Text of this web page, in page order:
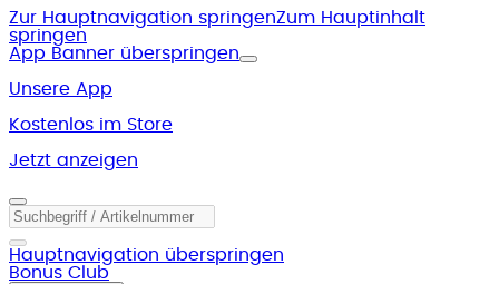
Zur Hauptnavigation springenZum Hauptinhalt
springen
App Banner überspringen
Unsere App
Kostenlos im Store
Jetzt anzeigen
Hauptnavigation überspringen
Bonus Club